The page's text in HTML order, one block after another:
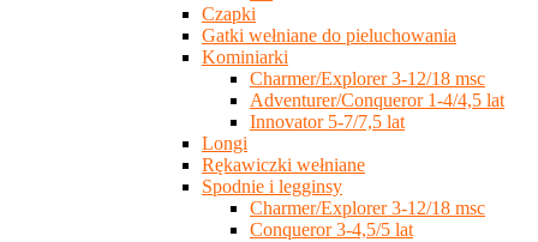
Czapki
Gatki wełniane do pieluchowania
Kominiarki
Charmer/Explorer 3-12/18 msc
Adventurer/Conqueror 1-4/4,5 lat
Innovator 5-7/7,5 lat
Longi
Rękawiczki wełniane
Spodnie i legginsy
Charmer/Explorer 3-12/18 msc
Conqueror 3-4,5/5 lat